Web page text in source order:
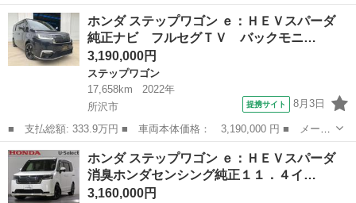
名： ホンダ ■ 車種名： ステップワゴンスパーダ ■ グレード
名： スパーダハイブリッドＧホンダセンシング 純正ナビ フリッ
プダウンモニ...
埼玉 白岡市 ステップワゴン
ホンダ ステップワゴン ｅ：ＨＥＶスパーダ
純正ナビ フルセグＴＶ バックモニ…
3,190,000円
ステップワゴン
17,658km
2022年
所沢市
提携サイト 8月3日
■ 支払総額: 333.9万円 ■ 車両本体価格： 3,190,000 円 ■ メーカ
ー名： ホンダ ■ 車種名： ステップワゴン ■ グレード名：
ｅ：ＨＥＶスパーダ 純正ナビ フルセグＴＶ バックモニター 両
側パワース...
埼玉 所沢市 ステップワゴン
ホンダ ステップワゴン ｅ：ＨＥＶスパーダ
消臭ホンダセンシング純正１１．４イ…
3,160,000円